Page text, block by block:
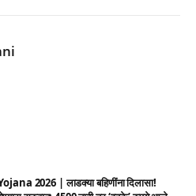
2026 | लाडक्या बहिणींना दिलासा!